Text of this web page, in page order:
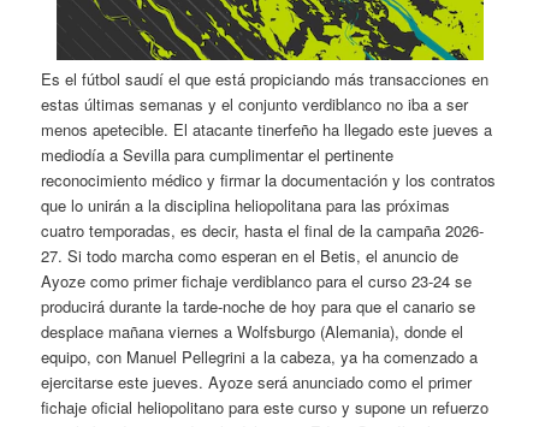
Es el fútbol saudí el que está propiciando más transacciones en
estas últimas semanas y el conjunto verdiblanco no iba a ser
menos apetecible. El atacante tinerfeño ha llegado este jueves a
mediodía a Sevilla para cumplimentar el pertinente
reconocimiento médico y firmar la documentación y los contratos
que lo unirán a la disciplina heliopolitana para las próximas
cuatro temporadas, es decir, hasta el final de la campaña 2026-
27. Si todo marcha como esperan en el Betis, el anuncio de
Ayoze como primer fichaje verdiblanco para el curso 23-24 se
producirá durante la tarde-noche de hoy para que el canario se
desplace mañana viernes a Wolfsburgo (Alemania), donde el
equipo, con Manuel Pellegrini a la cabeza, ya ha comenzado a
ejercitarse este jueves. Ayoze será anunciado como el primer
fichaje oficial heliopolitano para este curso y supone un refuerzo